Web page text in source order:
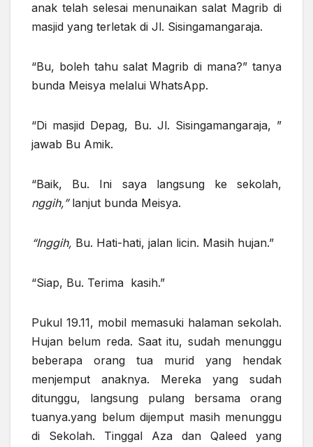
anak telah selesai menunaikan salat Magrib di
masjid yang terletak di Jl. Sisingamangaraja.
“Bu, boleh tahu salat Magrib di mana?” tanya
bunda Meisya melalui WhatsApp.
“Di masjid Depag, Bu. Jl. Sisingamangaraja, ”
jawab Bu Amik.
“Baik, Bu. Ini saya langsung ke sekolah,
nggih,” lanjut bunda Meisya.
“Inggih, Bu. Hati-hati, jalan licin. Masih hujan.”
“Siap, Bu. Terima kasih.”
Pukul 19.11, mobil memasuki halaman sekolah.
Hujan belum reda. Saat itu, sudah menunggu
beberapa orang tua murid yang hendak
menjemput anaknya. Mereka yang sudah
ditunggu, langsung pulang bersama orang
tuanya.yang belum dijemput masih menunggu
di Sekolah. Tinggal Aza dan Qaleed yang